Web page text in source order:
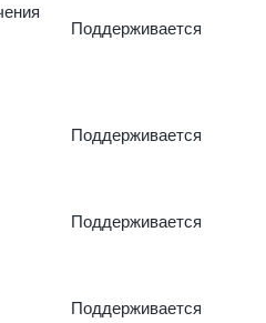
Поддерживается
Поддерживается
Поддерживается
Поддерживается